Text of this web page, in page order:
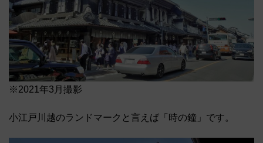
※2021年3月撮影
小江戸川越のランドマークと言えば「時の鐘」です。